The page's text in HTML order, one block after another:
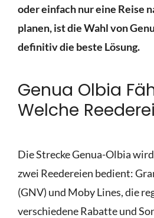
oder einfach nur eine Reise
planen, ist die Wahl von
definitiv die beste Lösung.
Genua Olbia
Welche
Die Strecke Genua-Olbia
zwei Reedereien bedient:
(GNV) und Moby Lines, die
verschiedene Rabatte und